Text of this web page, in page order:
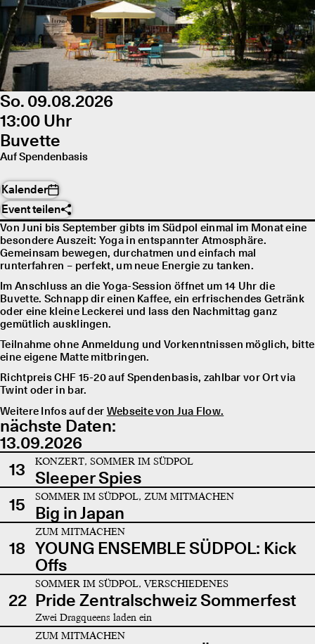
So. 09.08.2026
13:00 Uhr
Buvette
Auf Spendenbasis
Kalender
Event teilen
Von Juni bis September gibts im Südpol einmal im Monat eine
besondere Auszeit: Yoga in entspannter Atmosphäre.
Gemeinsam bewegen, durchatmen und einfach mal
runterfahren – perfekt, um neue Energie zu tanken.
Im Anschluss an die Yoga-Session öffnet um 14 Uhr die
Buvette. Schnapp dir einen Kaffee, ein erfrischendes Getränk
oder eine kleine Leckerei und lass den Nachmittag ganz
gemütlich ausklingen.
Teilnahme ohne Anmeldung und Vorkenntnissen möglich, bitte
eine eigene Matte mitbringen.
Richtpreis CHF 15-20 auf Spendenbasis, zahlbar vor Ort via
Twint oder in bar.
Weitere Infos auf der Webseite von Jua Flow.
nächste Daten:
13.09.2026
13
KONZERT, SOMMER IM SÜDPOL
Sleeper Spies
15
SOMMER IM SÜDPOL, ZUM MITMACHEN
Big in Japan
18
ZUM MITMACHEN
YOUNG ENSEMBLE SÜDPOL: Kick
Offs
22
SOMMER IM SÜDPOL, VERSCHIEDENES
Pride Zentralschweiz Sommerfest
Zwei Dragqueens laden ein
ZUM MITMACHEN